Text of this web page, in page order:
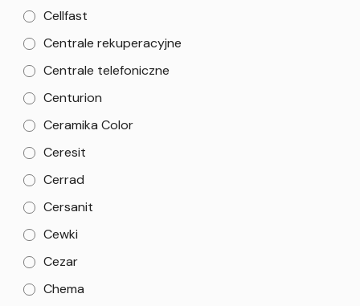
Cellfast
Centrale rekuperacyjne
Centrale telefoniczne
Centurion
Ceramika Color
Ceresit
Cerrad
Cersanit
Cewki
Cezar
Chema